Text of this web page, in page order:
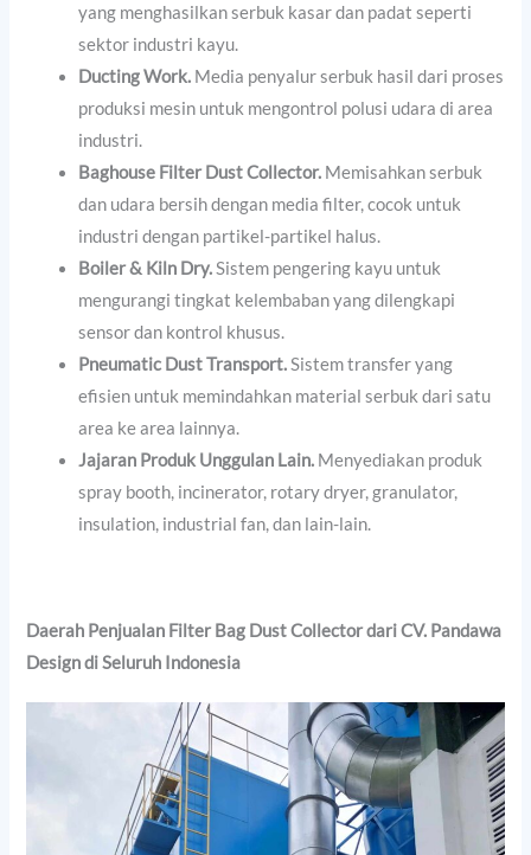
yang menghasilkan serbuk kasar dan padat seperti
sektor industri kayu.
Ducting Work. Media penyalur serbuk hasil dari proses
produksi mesin untuk mengontrol polusi udara di area
industri.
Baghouse Filter Dust Collector. Memisahkan serbuk
dan udara bersih dengan media filter, cocok untuk
industri dengan partikel-partikel halus.
Boiler & Kiln Dry.Sistem pengering kayu untuk
mengurangi tingkat kelembaban yang dilengkapi
sensor dan kontrol khusus.
Pneumatic Dust Transport.Sistem transfer yang
efisien untuk memindahkan material serbuk dari satu
area ke area lainnya.
Jajaran Produk Unggulan Lain. Menyediakan produk
spray booth, incinerator, rotary dryer, granulator,
insulation, industrial fan, dan lain-lain.
Daerah Penjualan Filter Bag Dust Collector dari CV. Pandawa
Design di Seluruh Indonesia